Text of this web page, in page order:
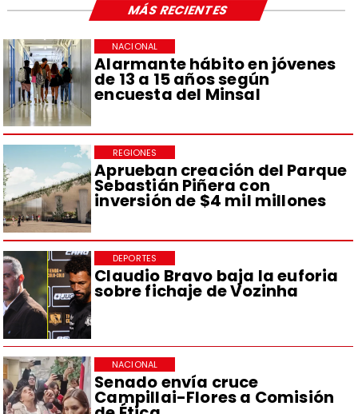
Alarmante hábito en jóvenes
de 13 a 15 años según
encuesta del Minsal
NACIONAL
Aprueban creación del Parque
Sebastián Piñera con
inversión de $4 mil millones
REGIONES
Claudio Bravo baja la euforia
sobre fichaje de Vozinha
DEPORTES
Senado envía cruce
Campillai-Flores a Comisión
NACIONAL
MÁS RECIENTES